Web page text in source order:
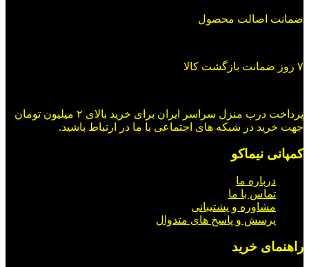
ضمانت اصالت محصول
۷ روز ضمانت بازگشت کالا
پرداخت درب منزل سراسر ایران برای خرید بالای ۲ میلیون تومان
جهت خرید در شبکه های اجتماعی با ما در ارتباط باشید.
کمپانی نیماکو
درباره ما
تماس با ما
مشاوره و پشتیبانی
پرسش و پاسخ های متدوال
راهنمای خرید